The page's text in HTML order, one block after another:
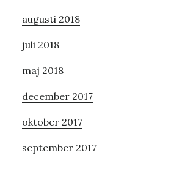
augusti 2018
juli 2018
maj 2018
december 2017
oktober 2017
september 2017